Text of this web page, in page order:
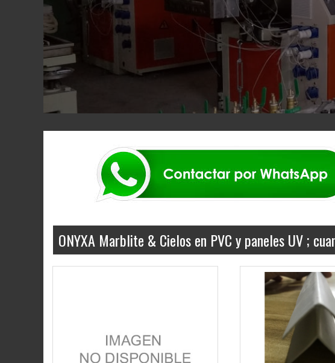
ONYXA Marblite & Cielos en PVC y paneles UV ;